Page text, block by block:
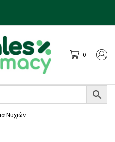
0
Νυχιών